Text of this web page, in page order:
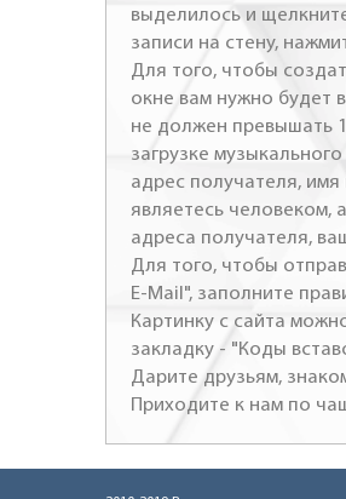
выделилось и
записи на стену,
Для того, чтобы
окне вам нужно будет
не должен превышать
загрузке
адрес получателя,
являетесь человеком,
адреса получателя,
Для того, чтобы
E-Mail", заполните
Картинку с сайта
закладку - "Коды
Дарите друзьям,
Приходите к нам по